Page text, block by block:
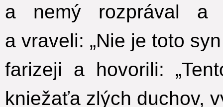
a nemý rozprával a
a vraveli: „Nie je toto
farizeji a hovorili:
kniežaťa zlých duchov,